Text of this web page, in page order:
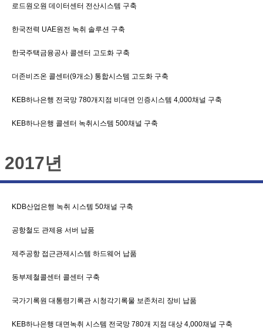
로드원오원 데이터센터 전산시스템 구축
한국전력 UAE원전 녹취 솔루션 구축
한국주택금융공사 콜센터 고도화 구축
더존비즈온 콜센터(9개소) 통합시스템 고도화 구축
KEB하나은행 전국망 780개지점 비대면 인증시스템 4,000채널 구축
KEB하나은행 콜센터 녹취시스템 500채널 구축
2017년
KDB산업은행 녹취 시스템 50채널 구축
공항철도 관제용 서버 납품
제주공항 접근관제시스템 하드웨어 납품
동부제철콜센터 콜센터 구축
국가기록원 대통령기록관 시청각기록물 보존처리 장비 납품
KEB하나은행 대면녹취 시스템 전국망 780개 지점 대상 4,000채널 구축